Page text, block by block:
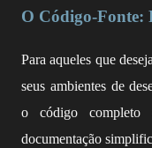
O Código-Fonte:
Para aqueles que
seus ambientes de
o código completo
documentação